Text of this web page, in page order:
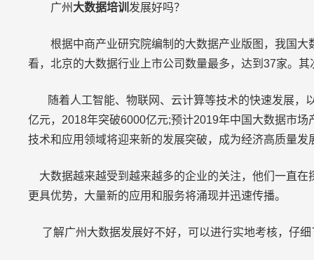
广州 大数据培训 发展好吗？
根据中商产业研究院编制的大数据产业版图，我国大
看，北京的大数据行业上市公司数量最多，达到37家。
随着人工智能、物联网、云计算等技术的快速发展，
亿元，2018年突破6000亿元;预计2019年中国大数据市
技术和应用领域将迎来新的发展突破，成为经济高质量发
大数据越来越受到越来越多的企业的关注，他们一直在
更具优势，大量新的应用和服务将涌现并迅速传播。
了解广州大数据发展好不好，可以进行实地考核，仔